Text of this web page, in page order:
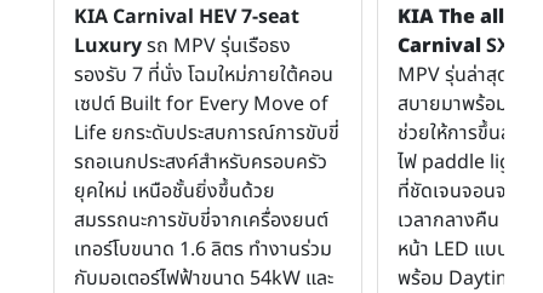
KIA Carnival HEV 7-seat
Luxuryรถ MPV รุ่นเรือธง
รองรับ 7 ที่นั่ง โฉมใหม่ภายใต้คอน
เซปต์ Built for Every Move of
Life ยกระดับประสบการณ์การขับขี่
รถอเนกประสงค์สำหรับครอบครัว
ยุคใหม่ เหนือชั้นยิ่งขึ้นด้วย
สมรรถนะการขับขี่จากเครื่องยนต์
เทอร์โบขนาด 1.6 ลิตร ทำงานร่วม
กับมอเตอร์ไฟฟ้าขนาด 54kW และ
KIA The all-
CarnivalSXL
MPV รุ่นล่าสุดที่ก
สบายมาพร้อมประ
ช่วยให้การขึ้นลงร
ไฟ paddle light
ที่ชัดเจนจอนจะก้า
เวลากลางคืน โด
หน้า LED แบบมัล
พร้อม Daytime-